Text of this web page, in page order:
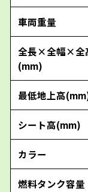
車両重量
全長×全幅×全
(mm)
最低地上高
シート高(mm)
カラー
燃料タンク容量